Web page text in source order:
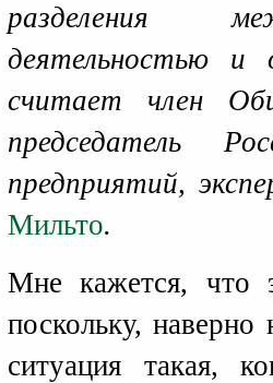
разделения
деятельностью и
считает член
председатель
предприятий,
Мильто.
Мне кажется, что
поскольку, наверно
ситуация такая,